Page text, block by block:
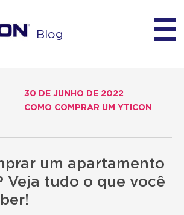
Blog
30 DE JUNHO DE 2022
COMO COMPRAR UM YTICON
um apartamento
Veja tudo o que você